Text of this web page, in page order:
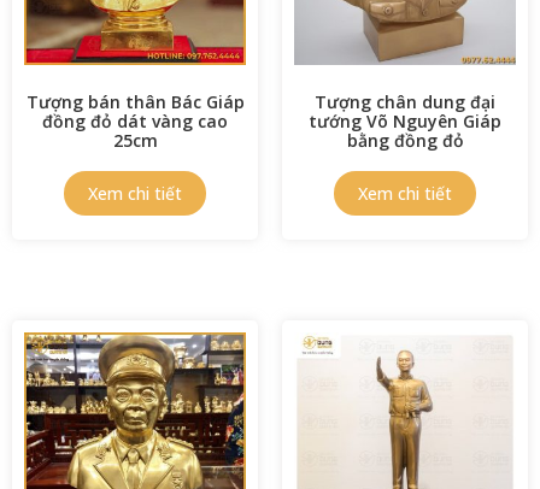
Tượng bán thân Bác Giáp
đồng đỏ dát vàng cao
25cm
Tượng chân dung đại
tướng Võ Nguyên Giáp
bằng đồng đỏ